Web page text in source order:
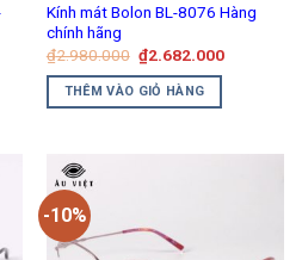
Kính mát Bolon BL-8076 Hàng
chính hãng
₫2.980.000 Giá
gốc
là:
₫2.980.000.
₫2.682.000Giá
THÊM VÀO GIỎ HÀNG
-10%